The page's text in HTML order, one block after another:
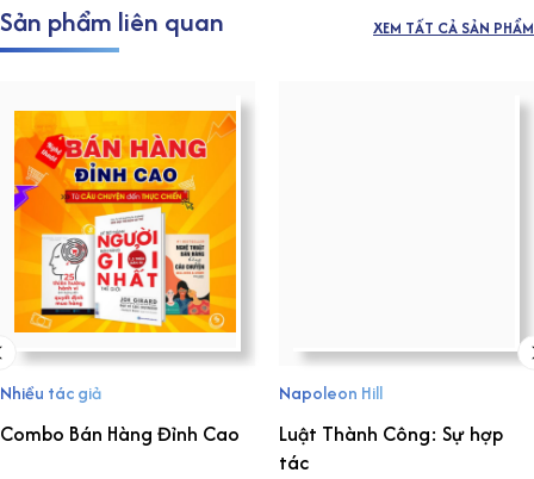
Sản phẩm liên quan XEM TẤT CẢ SẢN PHẨM
Nhiều tác giả
Combo Bán Hàng Đỉnh Cao
Napoleon Hill
Luật Thành Công: Sự hợp
tác